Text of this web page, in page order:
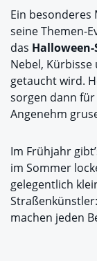
Ein besonderes
seine Themen-
das
Nebel,
getaucht wird.
sorgen dann für
Angenehm
Im Frühjahr
im Sommer
gelegentlich
machen jeden